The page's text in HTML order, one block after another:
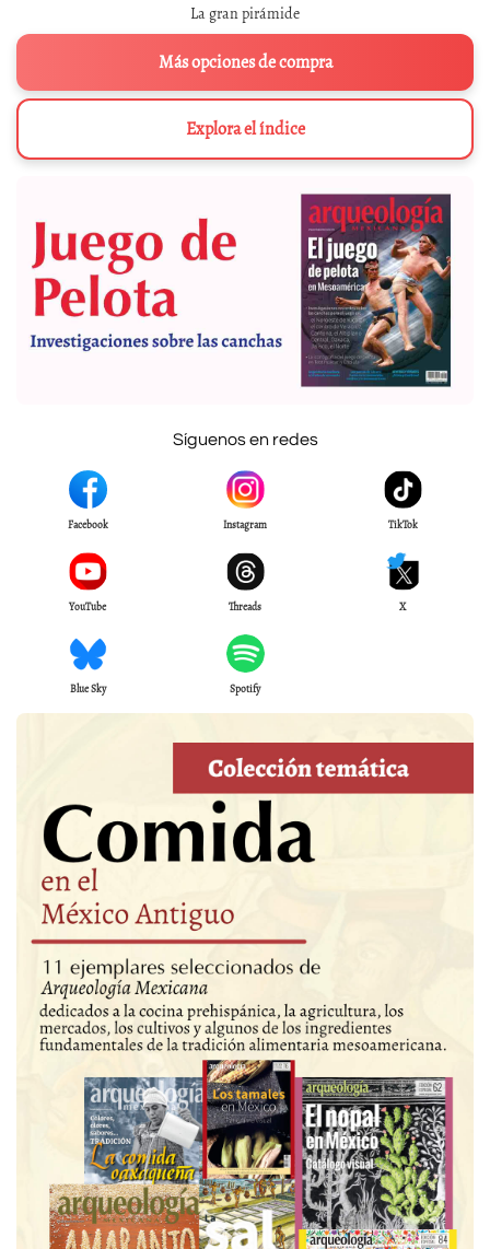
La gran pirámide
Más opciones de compra
Explora el índice
Síguenos en redes
Facebook Instagram TikTok
YouTube Threads X
Blue Sky Spotify